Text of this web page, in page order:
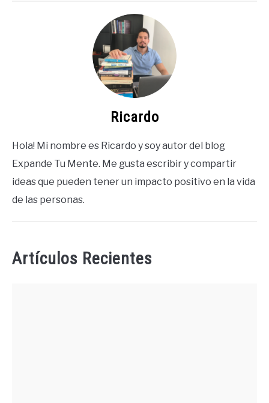
Ricardo
Hola! Mi nombre es Ricardo y soy autor del blog
Expande Tu Mente. Me gusta escribir y compartir
ideas que pueden tener un impacto positivo en la vida
de las personas.
Artículos Recientes